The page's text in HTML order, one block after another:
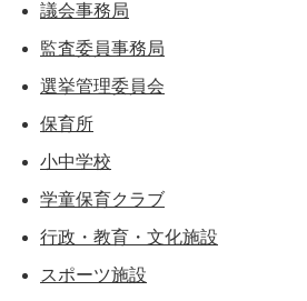
議会事務局
監査委員事務局
選挙管理委員会
保育所
小中学校
学童保育クラブ
行政・教育・文化施設
スポーツ施設